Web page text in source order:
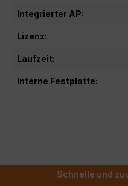
Integrierter AP:
Lizenz:
Laufzeit:
Interne Festplatte:
Schnelle und